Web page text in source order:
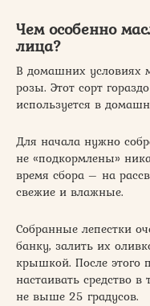
Чем особенно
лица?
В домашних условиях
розы. Этот сорт
используется в
Для начала нужно
не «подкормлены»
время сбора – на
свежие и влажные.
Собранные лепестки
банку, залить их
крышкой. После этого
настаивать средство в
не выше 25 градусов.